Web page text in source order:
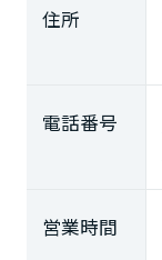
住所
電話番号
営業時間